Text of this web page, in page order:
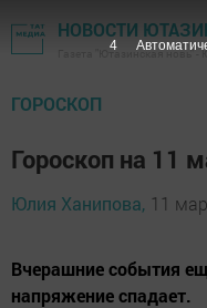
НОВОСТИ
Газета "Ютазинская новь"
ГОРОСКОП
Гороскоп на 11
Юлия Ханипова, 11
Вчерашние события
напряжение спадает.
3